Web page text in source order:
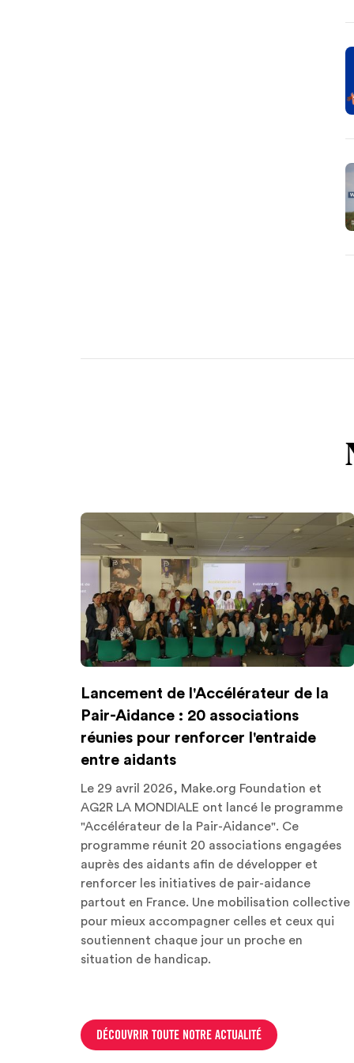
Lancement de l'Accélérateur de la
Pair-Aidance : 20 associations
réunies pour renforcer l'entraide
entre aidants
Le 29 avril 2026, Make.org Foundation et
AG2R LA MONDIALE ont lancé le programme
"Accélérateur de la Pair-Aidance". Ce
programme réunit 20 associations engagées
auprès des aidants afin de développer et
renforcer les initiatives de pair-aidance
partout en France. Une mobilisation collective
pour mieux accompagner celles et ceux qui
soutiennent chaque jour un proche en
situation de handicap.
DÉCOUVRIR TOUTE NOTRE ACTUALITÉ